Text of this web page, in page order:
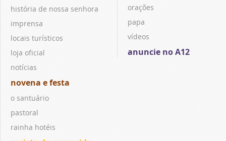
história de nossa senhora
imprensa
locais turísticos
loja oficial
notícias
novena e festa
o santuário
pastoral
rainha hotéis
orações
papa
vídeos
anuncie no A12